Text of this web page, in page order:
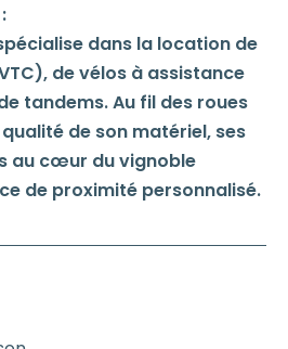
dans la location de
de vélos à assistance
tandems. Au fil des roues
de son matériel, ses
au cœur du vignoble
de proximité personnalisé.